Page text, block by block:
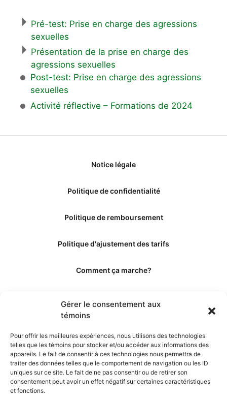
Gérer le consentement aux
témoins
Pour offrir les meilleures expériences, nous utilisons des technologies
telles que les témoins pour stocker et/ou accéder aux informations des
appareils. Le fait de consentir à ces technologies nous permettra de
traiter des données telles que le comportement de navigation ou les ID
uniques sur ce site. Le fait de ne pas consentir ou de retirer son
consentement peut avoir un effet négatif sur certaines caractéristiques
et fonctions.
Pré-test: Prise en charge des agressions
sexuelles
Présentation de la prise en charge des
agressions sexuelles
Post-test: Prise en charge des agressions
sexuelles
Activité réflective – Formations de 2024
Notice légale
Politique de confidentialité
Politique de remboursement
Politique d'ajustement des tarifs
Comment ça marche?
Les éditeurs
Les experts et collaborateurs